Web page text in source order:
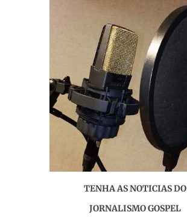
TENHA AS NOTICIAS DO
JORNALISMO GOSPEL